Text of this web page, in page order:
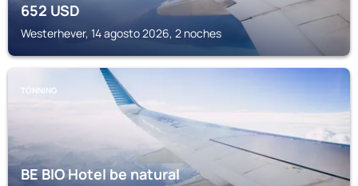
652USD
Westerhever, 14 agosto 2026, 2 noches
TÖNNING
BE BIO Hotel be natural